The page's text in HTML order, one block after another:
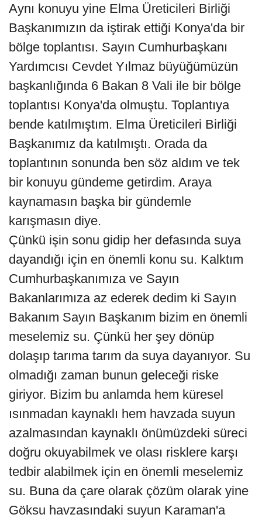
Aynı konuyu yine Elma Üreticileri Birliği
Başkanımızın da iştirak ettiği Konya'da bir
bölge toplantısı. Sayın Cumhurbaşkanı
Yardımcısı Cevdet Yılmaz büyüğümüzün
başkanlığında 6 Bakan 8 Vali ile bir bölge
toplantısı Konya'da olmuştu. Toplantıya
bende katılmıştım. Elma Üreticileri Birliği
Başkanımız da katılmıştı. Orada da
toplantının sonunda ben söz aldım ve tek
bir konuyu gündeme getirdim. Araya
kaynamasın başka bir gündemle
karışmasın diye.
Çünkü işin sonu gidip her defasında suya
dayandığı için en önemli konu su. Kalktım
Cumhurbaşkanımıza ve Sayın
Bakanlarımıza az ederek dedim ki Sayın
Bakanım Sayın Başkanım bizim en önemli
meselemiz su. Çünkü her şey dönüp
dolaşıp tarıma tarım da suya dayanıyor. Su
olmadığı zaman bunun geleceği riske
giriyor. Bizim bu anlamda hem küresel
ısınmadan kaynaklı hem havzada suyun
azalmasından kaynaklı önümüzdeki süreci
doğru okuyabilmek ve olası risklere karşı
tedbir alabilmek için en önemli meselemiz
su. Buna da çare olarak çözüm olarak yine
Göksu havzasındaki suyun Karaman'a